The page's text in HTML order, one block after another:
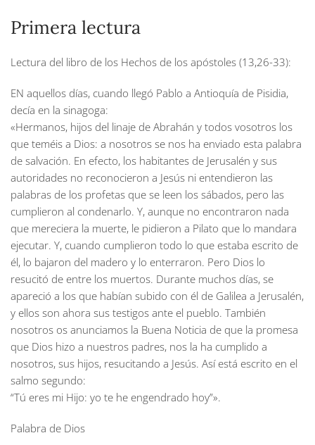
Primera lectura
Lectura del libro de los Hechos de los apóstoles (13,26-33):
EN aquellos días, cuando llegó Pablo a Antioquía de Pisidia,
decía en la sinagoga:
«Hermanos, hijos del linaje de Abrahán y todos vosotros los
que teméis a Dios: a nosotros se nos ha enviado esta palabra
de salvación. En efecto, los habitantes de Jerusalén y sus
autoridades no reconocieron a Jesús ni entendieron las
palabras de los profetas que se leen los sábados, pero las
cumplieron al condenarlo. Y, aunque no encontraron nada
que mereciera la muerte, le pidieron a Pilato que lo mandara
ejecutar. Y, cuando cumplieron todo lo que estaba escrito de
él, lo bajaron del madero y lo enterraron. Pero Dios lo
resucitó de entre los muertos. Durante muchos días, se
apareció a los que habían subido con él de Galilea a Jerusalén,
y ellos son ahora sus testigos ante el pueblo. También
nosotros os anunciamos la Buena Noticia de que la promesa
que Dios hizo a nuestros padres, nos la ha cumplido a
nosotros, sus hijos, resucitando a Jesús. Así está escrito en el
salmo segundo:
“Tú eres mi Hijo: yo te he engendrado hoy”».
Palabra de Dios